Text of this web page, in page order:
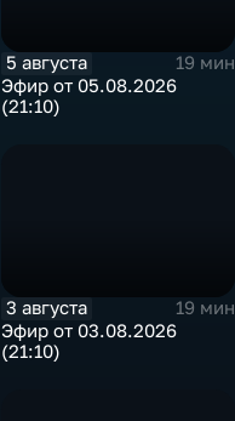
5 августа
19 мин
Эфир от 05.08.2026
(21:10)
3 августа
19 мин
Эфир от 03.08.2026
(21:10)